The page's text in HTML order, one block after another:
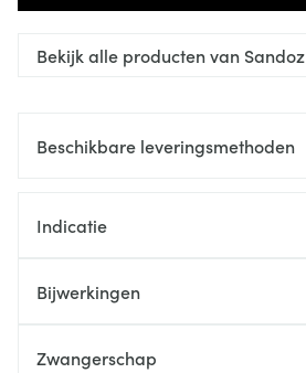
Bekijk alle producten van Sandoz
Beschikbare leveringsmethoden
Indicatie
Bijwerkingen
Zwangerschap